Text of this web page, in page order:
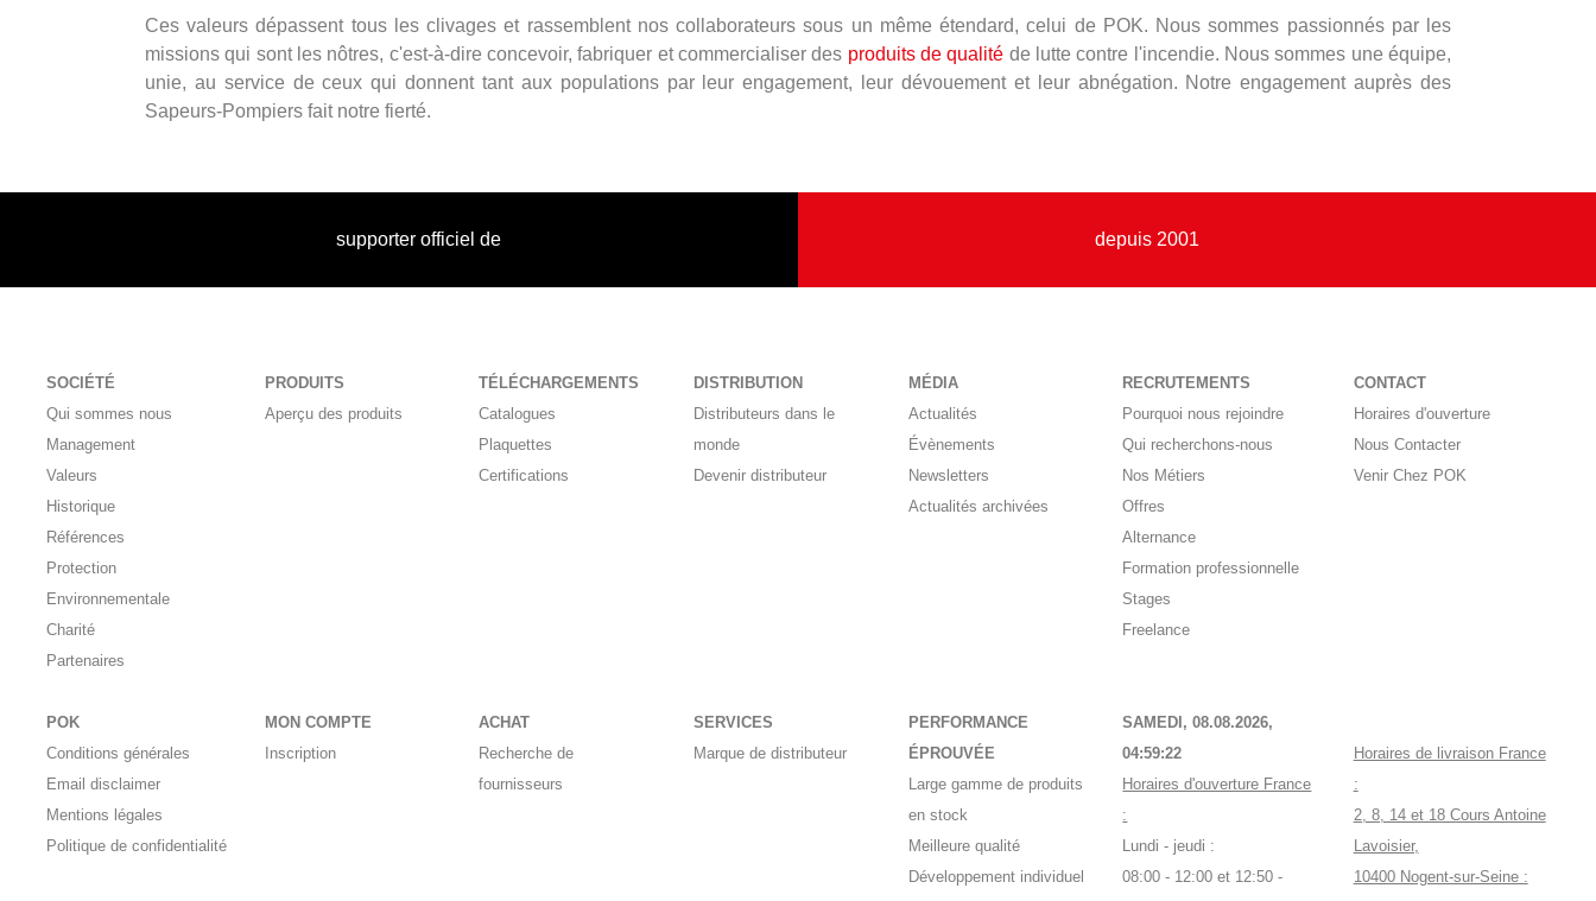
Ces valeurs dépassent tous les clivages et rassemblent nos collaborateurs sous un même étendard, celui de POK. Nous sommes passionnés par les
missions qui sont les nôtres, c'est-à-dire concevoir, fabriquer et commercialiser des produits de qualité de lutte contre l'incendie. Nous sommes une équipe,
unie, au service de ceux qui donnent tant aux populations par leur engagement, leur dévouement et leur abnégation. Notre engagement auprès des
Sapeurs-Pompiers fait notre fierté.
supporter officiel de depuis 2001
SOCIÉTÉ
Qui sommes nous
Management
Valeurs
Historique
Références
Protection
Environnementale
Charité
Partenaires
PRODUITS
Aperçu des produits
TÉLÉCHARGEMENTS
Catalogues
Plaquettes
Certifications
DISTRIBUTION
Distributeurs dans le
monde
Devenir distributeur
MÉDIA
Actualités
Évènements
Newsletters
Actualités archivées
RECRUTEMENTS
Pourquoi nous rejoindre
Qui recherchons-nous
Nos Métiers
Offres
Alternance
Formation professionnelle
Stages
Freelance
CONTACT
Horaires d'ouverture
Nous Contacter
Venir Chez POK
POK
Conditions générales
Email disclaimer
Mentions légales
Politique de confidentialité
MON COMPTE
Inscription
ACHAT
Recherche de
fournisseurs
SERVICES
Marque de distributeur
PERFORMANCE
ÉPROUVÉE
Large gamme de produits
en stock
Meilleure qualité
Développement individuel
SAMEDI, 08.08.2026,
04:59:23
Horaires d'ouverture France
:
Lundi - jeudi :
08:00 - 12:00 et 12:50 -
Horaires de livraison France
:
2, 8, 14 et 18 Cours Antoine
Lavoisier,
10400 Nogent-sur-Seine :